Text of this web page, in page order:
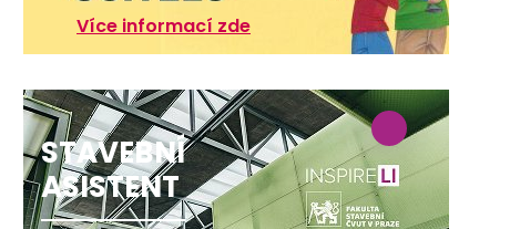
Více informací zde
STAVEBNÍ
ASISTENT